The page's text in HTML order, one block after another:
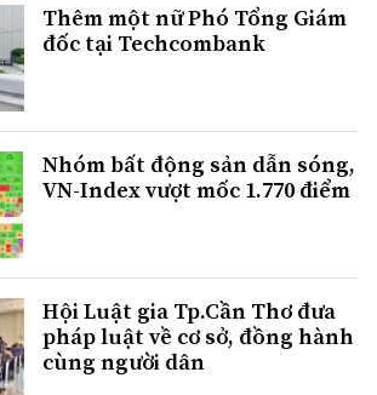
Thêm một nữ Phó Tổng Giám
đốc tại Techcombank
Nhóm bất động sản dẫn sóng,
VN-Index vượt mốc 1.770 điểm
Hội Luật gia Tp.Cần Thơ đưa
pháp luật về cơ sở, đồng hành
cùng người dân